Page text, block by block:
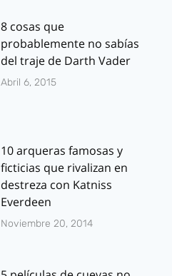
8 cosas que
probablemente no sabías
del traje de Darth Vader
Abril 6, 2015
10 arqueras famosas y
ficticias que rivalizan en
destreza con Katniss
Everdeen
Noviembre 20, 2014